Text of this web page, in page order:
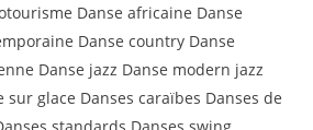
Danse africaine Danse
Danse country Danse
Danse jazz Danse modern jazz
sur glace Danses caraïbes Danses de